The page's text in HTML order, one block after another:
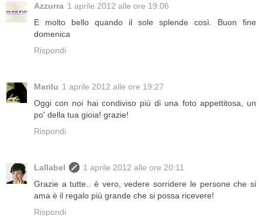
Azzurra 1 aprile 2012 alle ore 19:06
E molto bello quando il sole splende così. Buon fine
domenica
Rispondi
Marilu 1 aprile 2012 alle ore 19:27
Oggi con noi hai condiviso più di una foto appettitosa, un
po' della tua gioia! grazie!
Rispondi
Lallabel
1 aprile 2012 alle ore 20:11
Grazie a tutte.. è vero, vedere sorridere le persone che si
ama è il regalo più grande che si possa ricevere!
Rispondi